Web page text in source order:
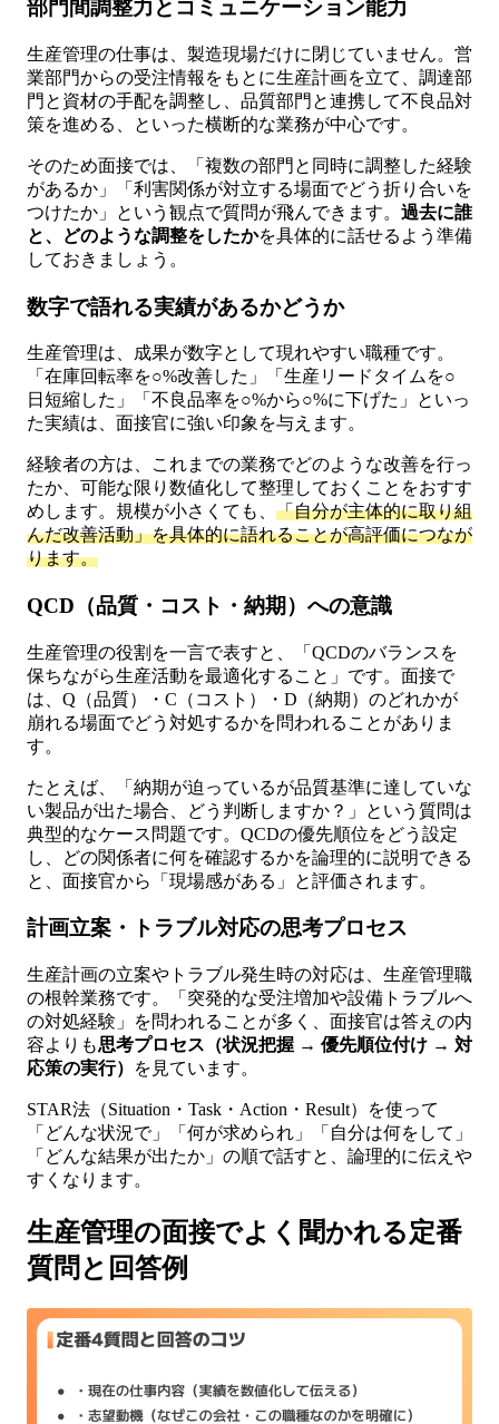
部門間調整力とコミュニケーション能力
生産管理の仕事は、製造現場だけに閉じていません。営
業部門からの受注情報をもとに生産計画を立て、調達部
門と資材の手配を調整し、品質部門と連携して不良品対
策を進める、といった横断的な業務が中心です。
そのため面接では、「複数の部門と同時に調整した経験
があるか」「利害関係が対立する場面でどう折り合いを
つけたか」という観点で質問が飛んできます。 過去に誰
と、どのような調整をしたかを具体的に話せるよう準備
しておきましょう。
数字で語れる実績があるかどうか
生産管理は、成果が数字として現れやすい職種です。
「在庫回転率を○%改善した」「生産リードタイムを○
日短縮した」「不良品率を○%から○%に下げた」といっ
た実績は、面接官に強い印象を与えます。
経験者の方は、これまでの業務でどのような改善を行っ
たか、可能な限り数値化して整理しておくことをおすす
めします。規模が小さくても、 「自分が主体的に取り組
んだ改善活動」を具体的に語れることが高評価につなが
ります。
QCD（品質・コスト・納期）への意識
生産管理の役割を一言で表すと、「QCDのバランスを
保ちながら生産活動を最適化すること」です。面接で
は、Q（品質）・C（コスト）・D（納期）のどれかが
崩れる場面でどう対処するかを問われることがありま
す。
たとえば、「納期が迫っているが品質基準に達していな
い製品が出た場合、どう判断しますか？」という質問は
典型的なケース問題です。QCDの優先順位をどう設定
し、どの関係者に何を確認するかを論理的に説明できる
と、面接官から「現場感がある」と評価されます。
計画立案・トラブル対応の思考プロセス
生産計画の立案やトラブル発生時の対応は、生産管理職
の根幹業務です。「突発的な受注増加や設備トラブルへ
の対処経験」を問われることが多く、面接官は答えの内
容よりも思考プロセス（状況把握 → 優先順位付け → 対
応策の実行）
を見ています。
STAR法（Situation・Task・Action・Result）を使って
「どんな状況で」「何が求められ」「自分は何をして」
「どんな結果が出たか」の順で話すと、論理的に伝えや
すくなります。
生産管理の面接でよく聞かれる定番
質問と回答例